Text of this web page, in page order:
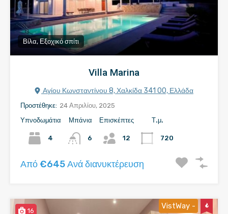
Βίλα, Εξοχικό σπίτι
Villa Marina
Αγίου Κωνσταντίνου 8, Χαλκίδα 341 00, Ελλάδα
Προστέθηκε: 24 Απριλίου, 2025
Υπνοδωμάτια
4
Μπάνια
6
Επισκέπτες
12
Τ.μ.
720
Από €645 Ανά διανυκτέρευση
16
VistWay -